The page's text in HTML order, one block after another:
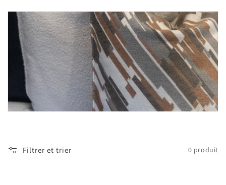
Filtrer et trier 0 produit